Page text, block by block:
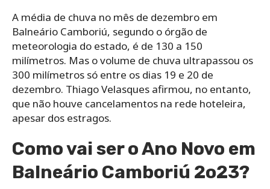
A média de chuva no mês de dezembro em
Balneário Camboriú, segundo o órgão de
meteorologia do estado, é de 130 a 150
milímetros. Mas o volume de chuva ultrapassou os
300 milímetros só entre os dias 19 e 20 de
dezembro. Thiago Velasques afirmou, no entanto,
que não houve cancelamentos na rede hoteleira,
apesar dos estragos.
Como vai ser o Ano Novo em
Balneário Camboriú 2o23?